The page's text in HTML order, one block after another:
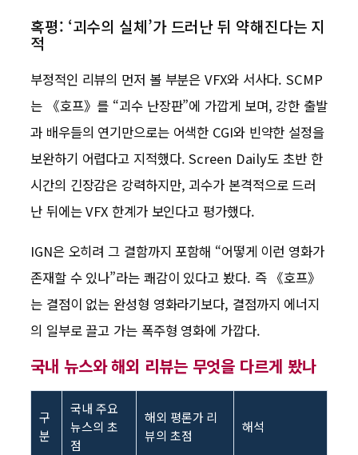
혹평: ‘괴수의 실체’가 드러난 뒤 약해진다는 지
적
부정적인 리뷰의 먼저 볼 부분은 VFX와 서사다. SCMP
는 《호프》를 “괴수 난장판”에 가깝게 보며, 강한 출발
과 배우들의 연기만으로는 어색한 CGI와 빈약한 설정을
보완하기 어렵다고 지적했다. Screen Daily도 초반 한
시간의 긴장감은 강력하지만, 괴수가 본격적으로 드러
난 뒤에는 VFX 한계가 보인다고 평가했다.
IGN은 오히려 그 결함까지 포함해 “어떻게 이런 영화가
존재할 수 있나”라는 쾌감이 있다고 봤다. 즉 《호프》
는 결점이 없는 완성형 영화라기보다, 결점까지 에너지
의 일부로 끌고 가는 폭주형 영화에 가깝다.
국내 뉴스와 해외 리뷰는 무엇을 다르게 봤나
구
분
국내 주요
뉴스의 초
점
해외 평론가 리
뷰의 초점
해석